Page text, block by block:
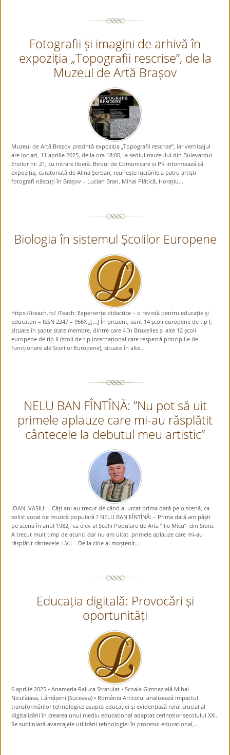
Fotografii și imagini de arhivă în
expoziția „Topografii rescrise”, de la
Muzeul de Artă Brașov
Muzeul de Artă Brașov prezintă expoziția „Topografii rescrise”, iar vernisajul
are loc azi, 11 aprilie 2025, de la ora 18:00, la sediul muzeului din Bulevardul
Eroilor nr. 21, cu intrare liberă. Biroul de Comunicare și PR informează că
expoziția, curatoriată de Alina Șerban, reunește lucrările a patru artiști
fotografi născuți în Brașov – Lucian Bran, Mihai Plătică, Horațiu...
Biologia în sistemul Școlilor Europene
https://iteach.ro/ iTeach: Experienţe didactice – o revistă pentru educaţie şi
educatori – ISSN 2247 – 966X „[…] În prezent, sunt 14 școli europene de tip I,
situate în șapte state membre, dintre care 4 în Bruxelles și alte 12 școli
europene de tip II (școli de tip internațional care respectă principiile de
funcționare ale Școlilor Europene), situate în alte...
NELU BAN FÎNTÎNĂ: ”Nu pot să uit
primele aplauze care mi-au răsplătit
cântecele la debutul meu artistic”
IOAN VASIU: – Câți ani au trecut de când ai urcat prima dată pe o scenă, ca
solist vocal de muzică populară ? NELU BAN FÎNTÎNĂ: – Prima dată am pășit
pe scena în anul 1982, ca elev al Școlii Populare de Arta ”Ilie Micu” din Sibiu.
A trecut mult timp de atunci dar nu am uitat primele aplauze care mi-au
răsplătit cântecele. I.V.: – De la cine ai moștenit...
Educația digitală: Provocări și
oportunități
6 aprilie 2025 • Anamaria Raluca Stratulat • Școala Gimnazială Mihai
Niculăiasa, Lămășeni (Suceava) • România Articolul analizează impactul
transformărilor tehnologice asupra educației și evidențiază rolul crucial al
digitalizării în crearea unui mediu educațional adaptat cerințelor secolului XXI.
Se subliniază avantajele utilizării tehnologiei în procesul educațional,...